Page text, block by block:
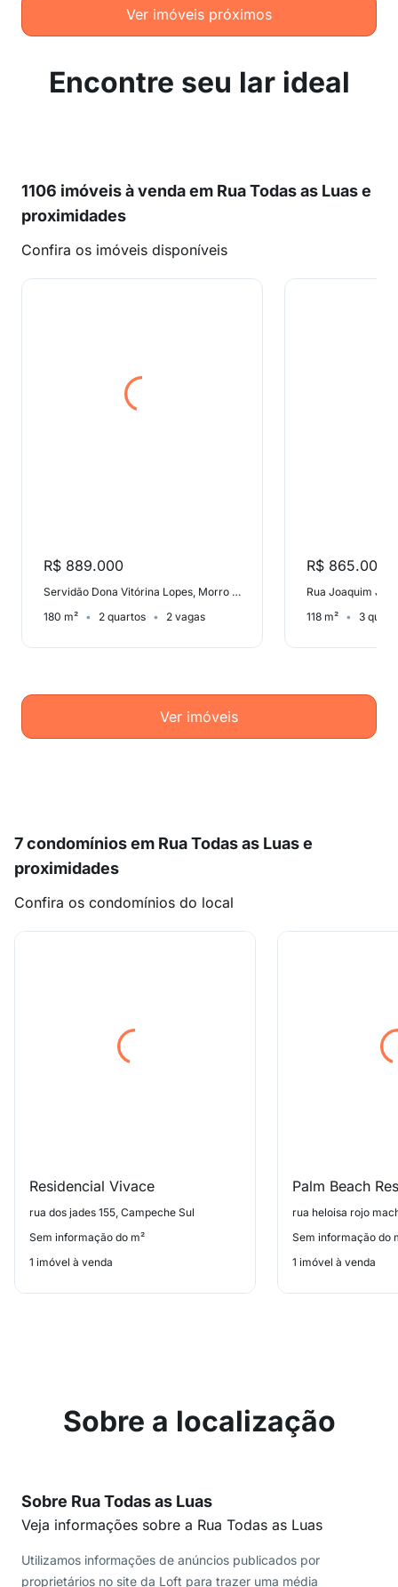
Ver imóveis próximos
Encontre seu lar ideal
1106 imóveis à venda em Rua Todas as Luas e
proximidades
Confira os imóveis disponíveis
R$ 889.000
Servidão Dona Vitórina Lopes, Morro das Pedras
180 m²
2 quartos 2 vagas
R$ 865.000
118 m² 3
Ver imóveis
7 condomínios em Rua Todas as Luas e
proximidades
Confira os condomínios do local
Residencial Vivace
rua dos jades 155, Campeche Sul
Sem informação do m²
1 imóvel à venda
Sem informação do
1 imóvel à venda
Sobre a localização
Sobre Rua Todas as Luas
Veja informações sobre a Rua Todas as Luas
Utilizamos informações de anúncios publicados por
proprietários no site da Loft para trazer uma média